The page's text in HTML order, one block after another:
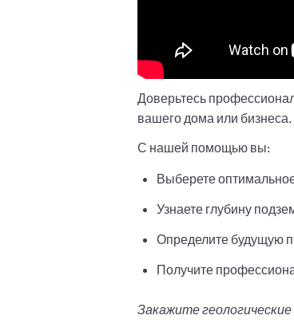
Доверьтесь
вашего дома или бизнеса.
С нашей помощью вы:
Выберете
Узнаете глубину
Определите будущую
Получите
Закажите